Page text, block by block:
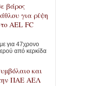
βάρος
για ρίψη
AEL FC
για 47χρονο
από κερκίδα
και
ΠΑΕ ΑΕΛ